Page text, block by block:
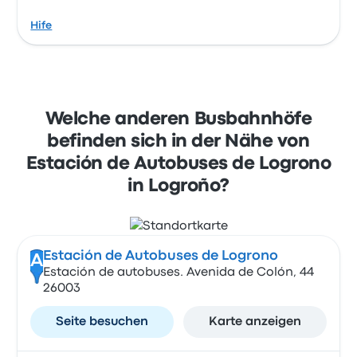
Hife
Welche anderen Busbahnhöfe
befinden sich in der Nähe von
Estación de Autobuses de Logrono
in Logroño?
A Estación de Autobuses de Logrono
Estación de autobuses. Avenida de Colón, 44
26003
Seite besuchen Karte anzeigen